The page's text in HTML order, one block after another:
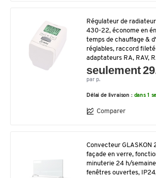
Régulateur de
430-22, économe en
temps de chauffage &
réglables, raccord
adaptateurs RA, RAV,
seulement
par p.
Délai de livraison : dans 1
Comparer
Convecteur GLASKON
façade en verre,
minuterie 24 h/
fenêtres ouvertes,